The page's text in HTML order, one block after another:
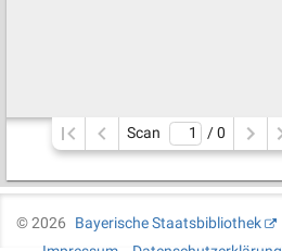
Scan / 0
©2026
Bayerische Staatsbibliothek